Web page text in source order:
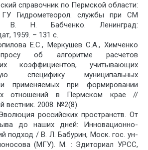
справочник по Пермской области:
Гидрометеорол. службы при СМ
Н. Бабченко. Ленинград:
1959. – 131 с.
Е.С., Меркушев С.А., Химченко
об алгоритме расчетов
коэффициентов, учитывающих
специфику муниципальных
применяемых при формировании
отношений в Пермском крае //
вестник. 2008. №2(8).
российских пространств. От
до наших дней: Инновационно-
подход / В. Л. Бабурин, Моск. гос. ун-
(МГУ). М. : Эдиториал УРСС,